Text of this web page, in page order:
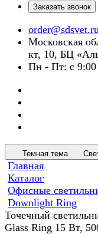
Заказать звонок
Московская
кт, 10, БЦ
Пн - Пт: с 9:00
Темная тема
Главная
Каталог
Офисные
Downlight Ring
Точечный
Glass Ring 15 Вт,